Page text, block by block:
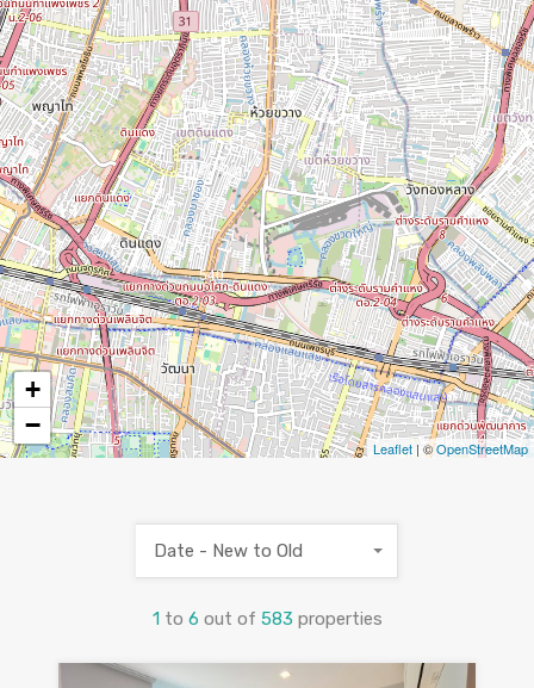
10 14
7
12
540
+
−
Leaflet| ©OpenStreetMap
1 to 6 out of 583 properties
Date - New to Old